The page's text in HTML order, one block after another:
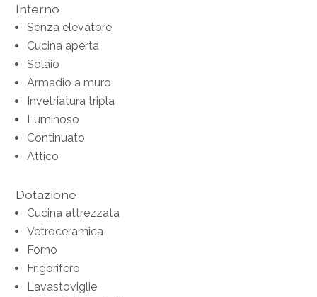
Interno
Senza elevatore
Cucina aperta
Solaio
Armadio a muro
Invetriatura tripla
Luminoso
Continuato
Attico
Dotazione
Cucina attrezzata
Vetroceramica
Forno
Frigorifero
Lavastoviglie